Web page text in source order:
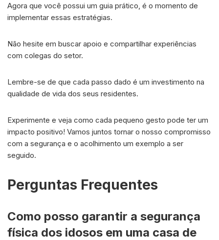
Agora que você possui um guia prático, é o momento de
implementar essas estratégias.
Não hesite em buscar apoio e compartilhar experiências
com colegas do setor.
Lembre-se de que cada passo dado é um investimento na
qualidade de vida dos seus residentes.
Experimente e veja como cada pequeno gesto pode ter um
impacto positivo! Vamos juntos tornar o nosso compromisso
com a segurança e o acolhimento um exemplo a ser
seguido.
Perguntas Frequentes
Como posso garantir a segurança
física dos idosos em uma casa de